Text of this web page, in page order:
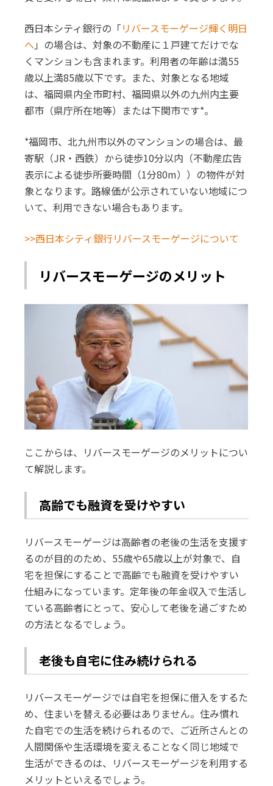
西日本シティ銀行の「リバースモーゲージ輝く明日
へ 」の場合は、対象の不動産に１戸建てだけでな
くマンションも含まれます。利用者の年齢は満55
歳以上満85歳以下です。また、対象となる地域
は、福岡県内全市町村、福岡県以外の九州内主要
都市（県庁所在地等）または下関市です*。
*福岡市、北九州市以外のマンションの場合は、最
寄駅（JR・西鉄）から徒歩10分以内（不動産広告
表示による徒歩所要時間（1分80m））の物件が対
象となります。路線価が公示されていない地域につ
いて、利用できない場合もあります。
>>西日本シティ銀行リバースモーゲージについて
リバースモーゲージのメリット
ここからは、リバースモーゲージのメリットについ
て解説します。
高齢でも融資を受けやすい
リバースモーゲージは高齢者の老後の生活を支援す
るのが目的のため、55歳や65歳以上が対象で、自
宅を担保にすることで高齢でも融資を受けやすい
仕組みになっています。定年後の年金収入で生活し
ている高齢者にとって、安心して老後を過ごすため
の方法となるでしょう。
老後も自宅に住み続けられる
リバースモーゲージでは自宅を担保に借入をするた
め、住まいを替える必要はありません。住み慣れ
た自宅での生活を続けられるので、ご近所さんとの
人間関係や生活環境を変えることなく同じ地域で
生活ができるのは、リバースモーゲージを利用する
メリットといえるでしょう。